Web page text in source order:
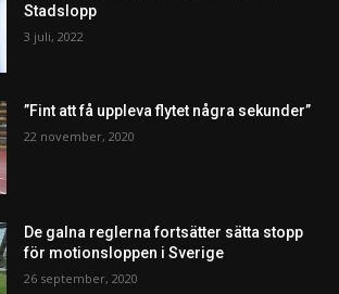
Stadslopp
3 juli, 2022
”Fint att få uppleva flytet några sekunder”
22 november, 2020
De galna reglerna fortsätter sätta stopp
för motionsloppen i Sverige
26 september, 2020